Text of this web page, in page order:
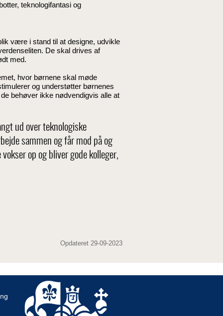
teknologifantasi og
være i stand til at designe, udvikle
De skal drives af
med.
hvor børnene skal møde
og understøtter børnenes
behøver ikke nødvendigvis alle at
ud over teknologiske
sammen og får mod på og
op og bliver gode kolleger,
Opdateret 29-09-2023